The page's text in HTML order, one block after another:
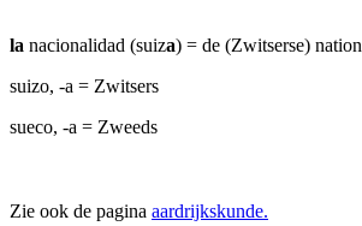
la nacionalidad (suiza) = de (Zwitserse)
suizo, -a = Zwitsers
sueco, -a = Zweeds
Zie ook de pagina aardrijkskunde.